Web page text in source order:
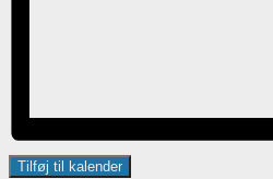
Tilføj til kalender